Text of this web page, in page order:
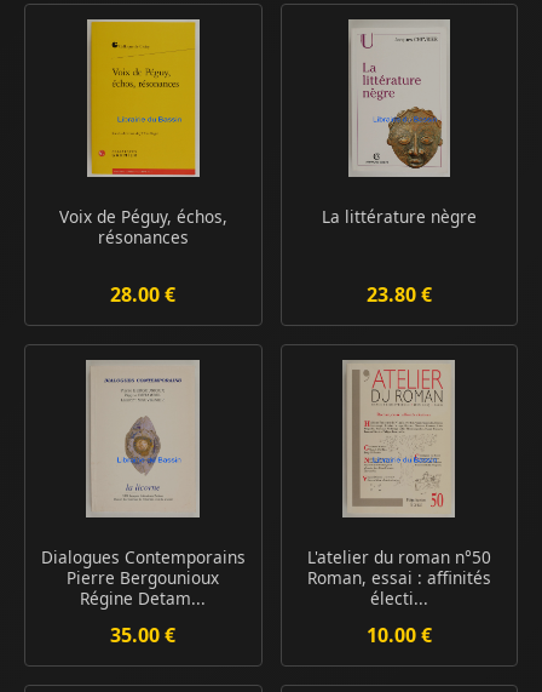
Voix de Péguy, échos,
résonances
28.00 €
La littérature nègre
23.80 €
Dialogues Contemporains
Pierre Bergounioux
Régine Detam...
35.00 €
L'atelier du roman n°50
Roman, essai : affinités
électi...
10.00 €